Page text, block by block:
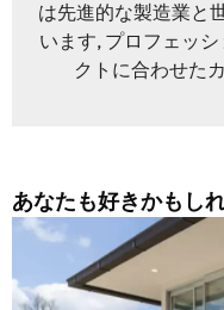
は先進的な製造業と
います, プロフェッ
クトに合わせた
あなたも好きかもし